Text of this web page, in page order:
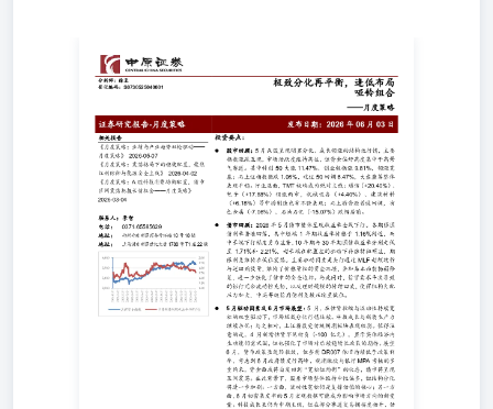
动——月度策略》2026-05-07《月度策略：震荡格局下的稳
长债机会——月度策略》2026-03-04 股市回顾：5月A股呈
气赛道。其中科创50大涨11.47%、创业板指涨9.81%，领
线：通信（+20.40%）、电子（+17.88%）领涨两市，机械
（-7.06%）、石油石化（-15.07%）跌幅居前。 联系人：李
楼 债市回顾：2026年5月债市整体呈现收益率全线下行。
年期国债收益率分别走低至1.71%和2.21%，超长端在配置
维持了价稳量松的资金环境，叠加基本面数据弱修复，进
流，使得机构欠配压力加大，中高等级信用债利差被压缩
延续。科技成长与新质生产力继续占优；与之相对，上证
需巩固，但也强化了市场对后续稳增长政策的期待。展望6
行MPA考核的多重约束，资金面或将自发回到“宽松但均衡
面，流动性宽松仍是支撑估值的核心；另一方面，6月初密
抬升、估值分化的压力下，市场大概率呈现“高位震荡、结
的哑铃型配置策略，在流动性宽松与弱复苏并存的背景下